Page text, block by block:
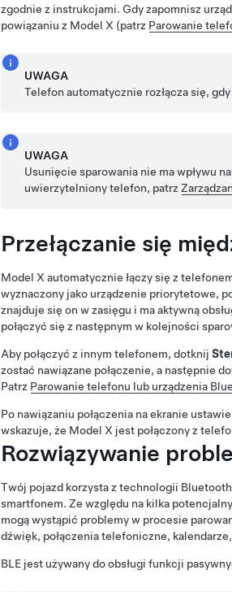
zgodnie z instrukcjami. Gdy zapomnisz
powiązaniu z Model X (patrz Parowanie
UWAGA
Telefon automatycznie rozłącza się,
UWAGA
Usunięcie sparowania nie ma wpływu
uwierzytelniony telefon, patrz
Przełączanie się
Model X automatycznie łączy się z
wyznaczony jako urządzenie priorytetowe,
znajduje się on w zasięgu i ma aktywną
połączyć się z następnym w kolejności
Aby połączyć z innym telefonem, dotknij
zostać nawiązane połączenie, a następnie
Patrz Parowanie telefonu lub urządzenia
Po nawiązaniu połączenia na ekranie
wskazuje, że Model X jest połączony z
Rozwiązywanie
Twój pojazd korzysta z technologii
smartfonem. Ze względu na kilka
mogą wystąpić problemy w procesie
dźwięk, połączenia telefoniczne,
BLE jest używany do obsługi funkcji